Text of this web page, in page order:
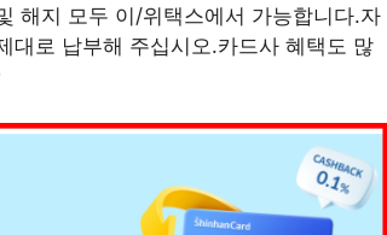
해지 모두 이/위택스에서 가능합니다.자
대로 납부해 주십시오.카드사 혜택도 많